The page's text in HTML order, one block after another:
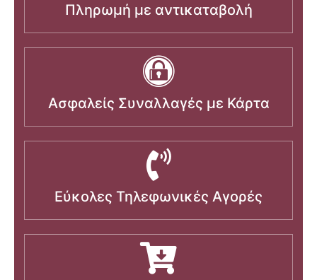
Πληρωμή με αντικαταβολή
Ασφαλείς Συναλλαγές με Κάρτα
Εύκολες Τηλεφωνικές Αγορές